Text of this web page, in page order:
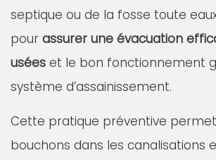
septique ou de la fosse toute
pour assurer une évacuation
usées et le bon fonctionnement
système d’assainissement.
Cette pratique préventive
bouchons dans les canalisations